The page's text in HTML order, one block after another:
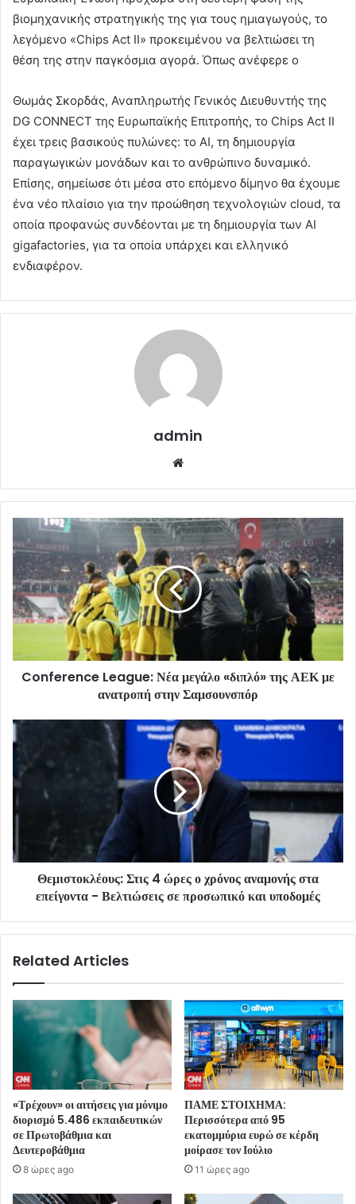
βιομηχανικής στρατηγικής της για τους ημιαγωγούς, το
λεγόμενο «Chips Act II» προκειμένου να βελτιώσει τη
θέση της στην παγκόσμια αγορά. Όπως ανέφερε ο
Θωμάς Σκορδάς, Αναπληρωτής Γενικός Διευθυντής της
DG CONNECT της Ευρωπαϊκής Επιτροπής, το Chips Act II
έχει τρεις βασικούς πυλώνες: το ΑΙ, τη δημιουργία
παραγωγικών μονάδων και το ανθρώπινο δυναμικό.
Επίσης, σημείωσε ότι μέσα στο επόμενο δίμηνο θα έχουμε
ένα νέο πλαίσιο για την προώθηση τεχνολογιών cloud, τα
οποία προφανώς συνδέονται με τη δημιουργία των AI
gigafactories, για τα οποία υπάρχει και ελληνικό
ενδιαφέρον.
admin
Conference League: Νέα μεγάλο «διπλό» της ΑΕΚ με
ανατροπή στην Σαμσουνσπόρ
Θεμιστοκλέους: Στις 4 ώρες ο χρόνος αναμονής στα
επείγοντα - Βελτιώσεις σε προσωπικό και υποδομές
Related Articles
«Τρέχουν» οι αιτήσεις για μόνιμο
διορισμό 5.486 εκπαιδευτικών
σε Πρωτοβάθμια και
Δευτεροβάθμια
8 ώρες ago
ΠΑΜΕ ΣΤΟΙΧΗΜΑ:
Περισσότερα από 95
εκατομμύρια ευρώ σε κέρδη
μοίρασε τον Ιούλιο
11 ώρες ago